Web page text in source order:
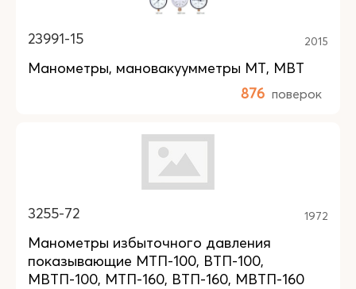
23991-15 2015
Манометры, мановакуумметры МТ, МВТ
876 поверок
3255-72 1972
Манометры избыточного давления
показывающие МТП-100, ВТП-100,
МВТП-100, МТП-160, ВТП-160, МВТП-160